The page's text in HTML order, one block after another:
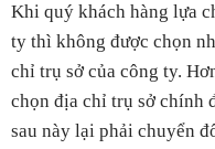
Khi quý khách hàng lựa
ty thì không được chọn
chỉ trụ sở của công ty.
chọn địa chỉ trụ sở chính
sau này lại phải chuyển